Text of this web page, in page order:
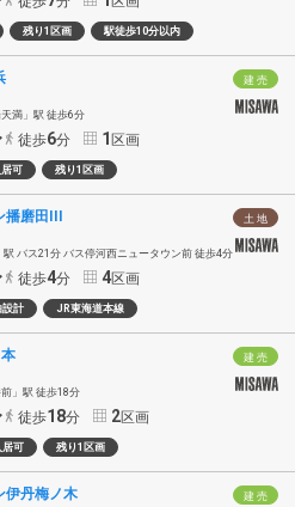
残り1区画 駅徒歩10分以内
建 売
満」駅 徒歩6分
徒歩6分 1 区画
居可 残り1区画
土 地
磨田III
バス21分 バス停河西ニュータウン前 徒歩4分
徒歩4分 4区画
設計 JR東海道本線
建 売
」駅 徒歩18分
徒歩18分 2区画
居可 残り1区画
建 売
伊丹梅ノ木